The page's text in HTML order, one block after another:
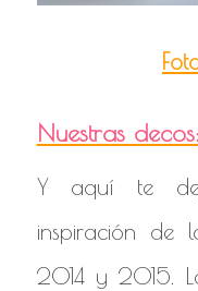
Nuestras decos:
Y aquí te
inspiración de
2014 y 2015.